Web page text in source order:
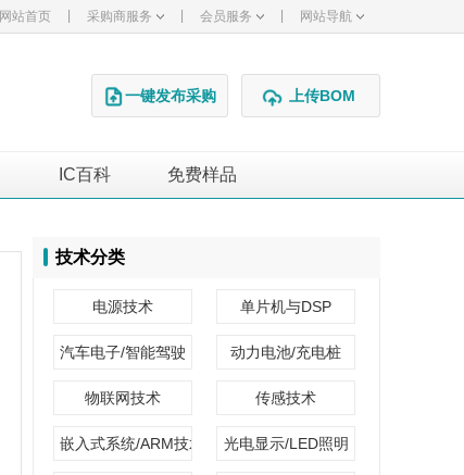
网站首页 采购商服务 会员服务 网站导航
一键发布采购 上传BOM
IC百科 免费样品
技术分类
电源技术 单片机与DSP
汽车电子/智能驾驶 动力电池/充电桩
物联网技术 传感技术
嵌入式系统/ARM技术 光电显示/LED照明